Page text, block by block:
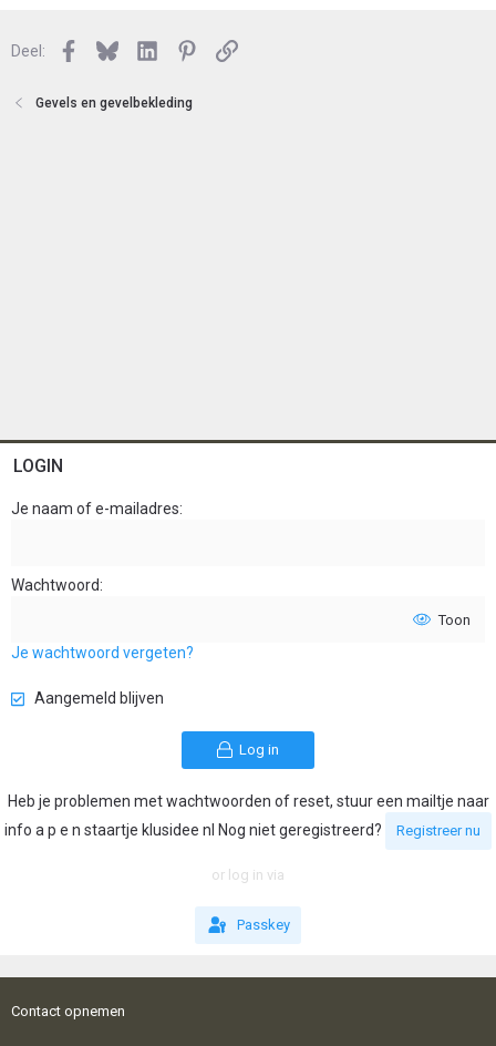
Deel: Facebook
BlueskyLinkedInPinterest
Link
Gevels en gevelbekleding
LOGIN
Je naam of e-mailadres
Wachtwoord
Toon
Je wachtwoord vergeten?
Aangemeld blijven
Log in
Heb je problemen met wachtwoorden of reset, stuur een mailtje naar
info a p e n staartje klusidee nl Nog niet geregistreerd?
Registreer nu
or log in via
Passkey
Contact opnemen